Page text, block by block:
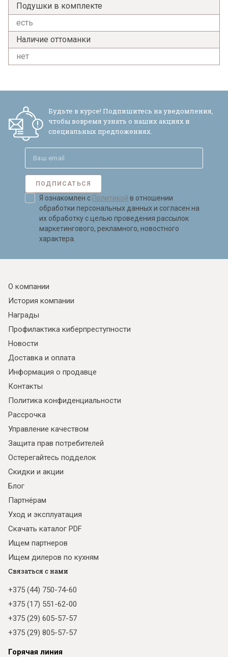
Подушки в комплекте
есть
Наличие оттоманки
нет
Будьте в курсе! Подпишитесь на уведомления,
чтобы вовремя узнать о наших акциях и
специальных предложениях.
ПОДПИСАТЬСЯ
Я ознакомлен с Политикой в отношении
обработки персональных данных и согласен на
их обработку с целью проведения рассылок
маркетингового, рекламного, новостного
характера.
О компании
История компании
Награды
Профилактика киберпреступности
Новости
Доставка и оплата
Информация о продавце
Контакты
Политика конфиденциальности
Рассрочка
Управление качеством
Защита прав потребителей
Остерегайтесь подделок
Скидки и акции
Блог
Партнёрам
Уход и эксплуатация
Скачать каталог PDF
Ищем партнеров
Ищем дилеров по кухням
Связаться с нами
+375 (44) 750-74-60
+375 (17) 551-62-00
+375 (29) 605-57-57
+375 (29) 805-57-57
Горячая линия